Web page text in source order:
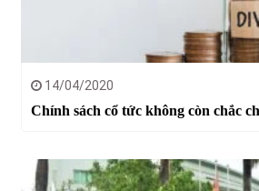
14/04/2020
Chính sách cổ tức không còn chắc